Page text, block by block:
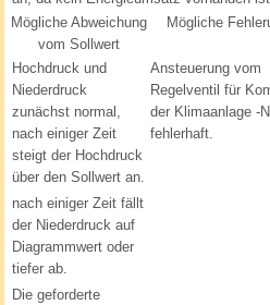
Mögliche Abweichung
vom Sollwert
Mögliche
Hochdruck und
Niederdruck
zunächst normal,
nach einiger Zeit
steigt der Hochdruck
über den Sollwert an.
nach einiger Zeit fällt
der Niederdruck auf
Diagrammwert oder
tiefer ab.
Die geforderte
Ansteuerung vom
Regelventil für
der Klimaanlage -
fehlerhaft.